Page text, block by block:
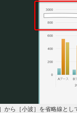
から［小波］を省略線と